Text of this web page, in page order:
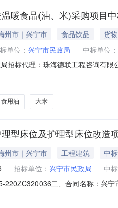
暖食品(油、米)采购项目
州市｜兴宁市 食品饮品
货物
单位： 兴宁市民政局
中标单位：
招标代理：珠海德联工程咨询有
）投标单项价（元）交货时间1
食用油 大米
型床位及护理型床位改造
州市｜兴宁市 工程建筑
中
招标单位： 兴宁市民政局
中
220ZC320036二、合同名称：兴
省兴宁市商业城赞鸿花园A区A1